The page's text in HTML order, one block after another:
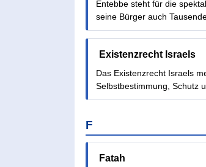
Entebbe steht für die
seine Bürger auch
Existenzrecht Israels
Das Existenzrecht Israels
Selbstbestimmung, Schutz
F
Fatah